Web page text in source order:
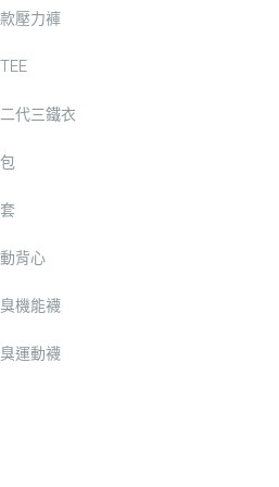
壓力褲
代三鐵衣
背心
機能襪
運動襪